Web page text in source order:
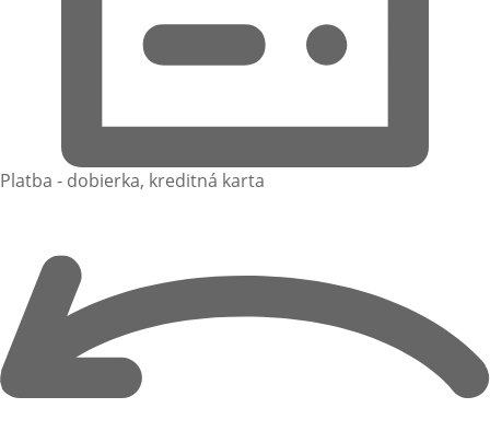
Platba - dobierka, kreditná karta